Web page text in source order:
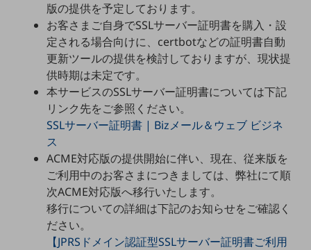
中堅中小企業向け
サービス・ソリューション
課題やニーズに合ったサービスをご紹介し、
中堅中小企業のビジネスをサポート！
お悩みから見つける
お悩みから見つけるTOP
ネットワーク
モバイル・音声
バックオフィス
リモート・ハイブリッドワーク
セキュリティ
版の提供を予定しております。
お客さまご自身でSSLサーバー証明書を購入・設
定される場合向けに、certbotなどの証明書自動
更新ツールの提供を検討しておりますが、現状提
供時期は未定です。
本サービスのSSLサーバー証明書については下記
リンク先をご参照ください。
SSLサーバー証明書 | Bizメール＆ウェブ ビジネ
ス
ACME対応版の提供開始に伴い、現在、従来版を
ご利用中のお客さまにつきましては、弊社にて順
次ACME対応版へ移行いたします。
移行についての詳細は下記のお知らせをご確認く
ださい。
【JPRSドメイン認証型SSLサーバー証明書ご利用